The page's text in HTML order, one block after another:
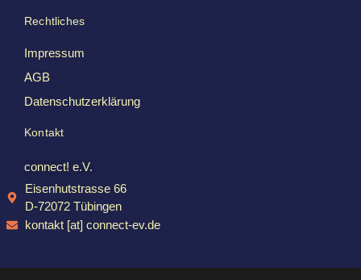
Rechtliches
Impressum
AGB
Datenschutzerklärung
Kontakt
connect! e.V.
Eisenhutstrasse 66
D-72072 Tübingen
kontakt [at] connect-ev.de